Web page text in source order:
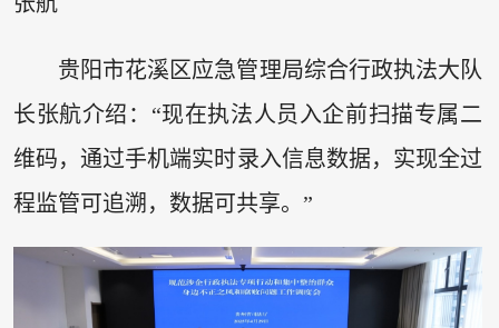
贵阳市花溪区应急管理局综合行政执法大队
长张航介绍：“现在执法人员入企前扫描专属二
维码，通过手机端实时录入信息数据，实现全过
程监管可追溯，数据可共享。”